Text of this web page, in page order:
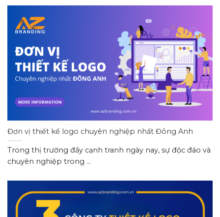
Đơn vị thiết kế logo chuyên nghiệp nhất Đông Anh
Trong thị trường đầy cạnh tranh ngày nay, sự độc đáo và
chuyên nghiệp trong ...